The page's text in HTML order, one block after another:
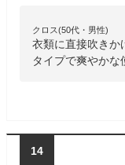
クロス(50代・男性)
衣類に直接吹きか
タイプで爽やかな
14